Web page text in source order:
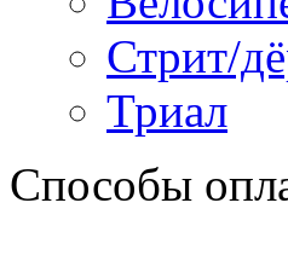
Стрит/
Триал
Способы